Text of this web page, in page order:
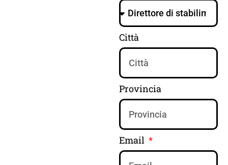
Città
Provincia
Email